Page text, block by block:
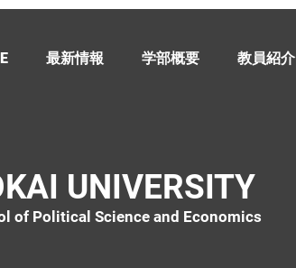
最新情報 学部概要 教員紹介
UNIVERSITY
of Political Science and Economics